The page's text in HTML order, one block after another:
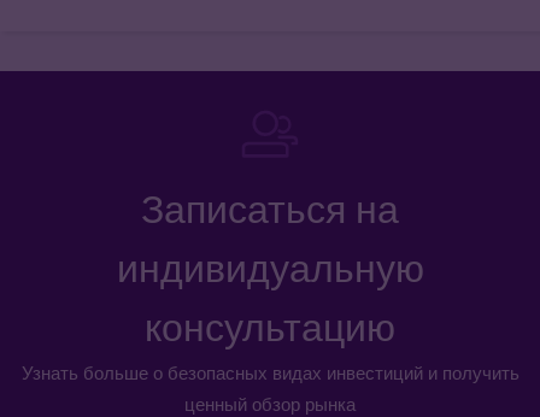
Записаться на
индивидуальную
консультацию
Узнать больше о безопасных видах инвестиций и получить
ценный обзор рынка